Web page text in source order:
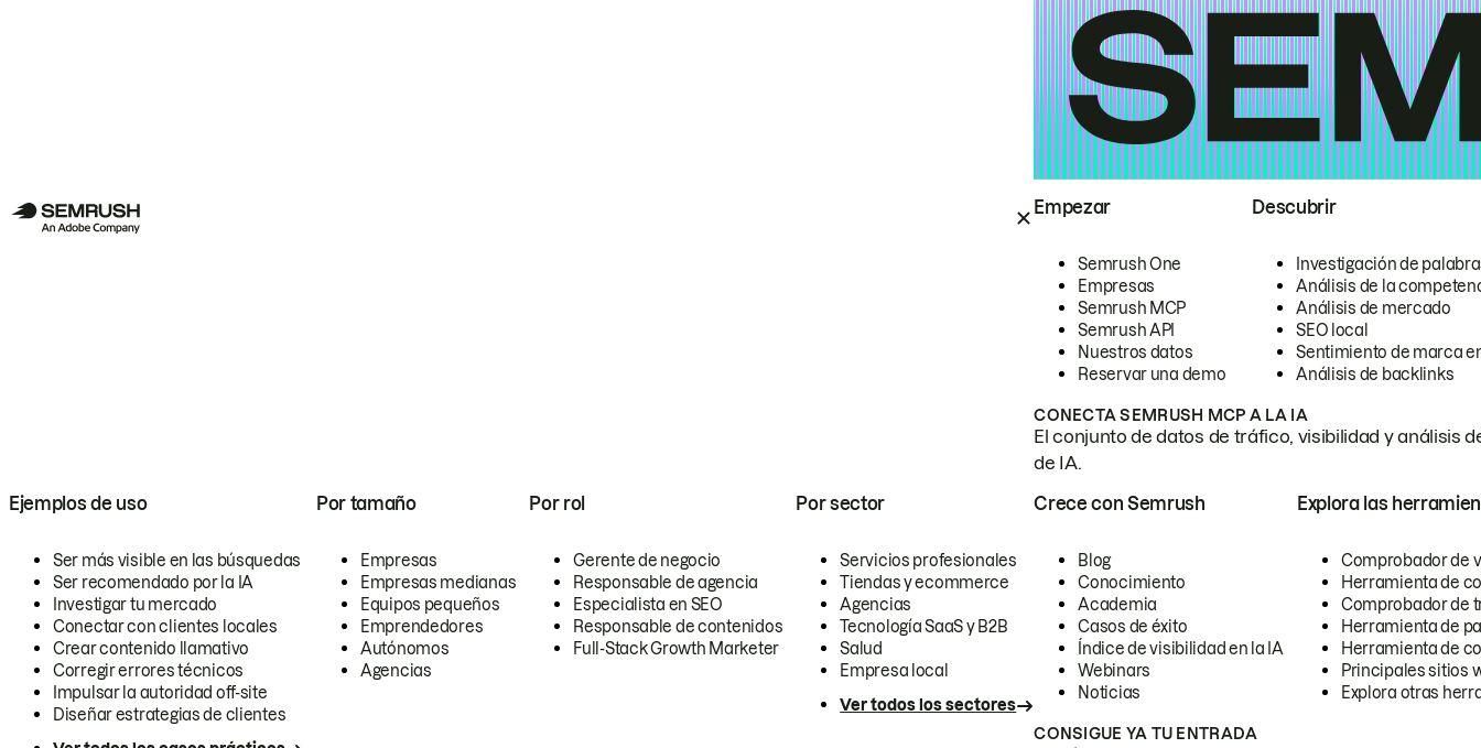
Empezar
Semrush One
Empresas
Semrush MCP
Semrush API
Nuestros datos
Reservar una demo
Descubrir
Investigación de
Análisis de la
Análisis de mercado
SEO local
Sentimiento de marca
Análisis de backlinks
CONECTA SEMRUSH MCP A LA IA
El conjunto de datos de tráfico, visibilidad y análisis
de IA.
Ejemplos de uso
Ser más visible en las búsquedas
Ser recomendado por la IA
Investigar tu mercado
Conectar con clientes locales
Crear contenido llamativo
Corregir errores técnicos
Impulsar la autoridad off-site
Diseñar estrategias de clientes
Por tamaño
Empresas
Empresas medianas
Equipos pequeños
Emprendedores
Autónomos
Agencias
Por rol
Gerente de negocio
Responsable de agencia
Especialista en SEO
Responsable de contenidos
Full-Stack Growth Marketer
Por sector
Servicios profesionales
Tiendas y ecommerce
Agencias
Tecnología SaaS y B2B
Salud
Empresa local
Ver todos los sectores
Crece con Semrush
Blog
Conocimiento
Academia
Casos de éxito
Índice de visibilidad en la IA
Webinars
Noticias
Explora las
Comprobador de
Herramienta de
Comprobador de
Herramienta de
Herramienta de
Principales sitios
Explora otras
CONSIGUE YA TU ENTRADA